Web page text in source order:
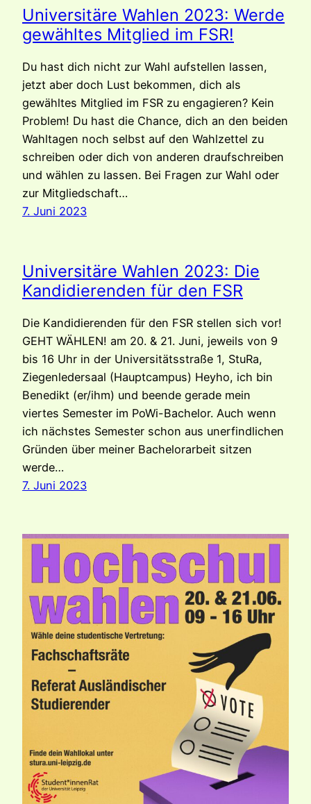
Universitäre Wahlen 2023: Werde
gewähltes Mitglied im FSR!
Du hast dich nicht zur Wahl aufstellen lassen,
jetzt aber doch Lust bekommen, dich als
gewähltes Mitglied im FSR zu engagieren? Kein
Problem! Du hast die Chance, dich an den beiden
Wahltagen noch selbst auf den Wahlzettel zu
schreiben oder dich von anderen draufschreiben
und wählen zu lassen. Bei Fragen zur Wahl oder
zur Mitgliedschaft…
7. Juni 2023
Universitäre Wahlen 2023: Die
Kandidierenden für den FSR
Die Kandidierenden für den FSR stellen sich vor!
GEHT WÄHLEN! am 20. & 21. Juni, jeweils von 9
bis 16 Uhr in der Universitätsstraße 1, StuRa,
Ziegenledersaal (Hauptcampus) Heyho, ich bin
Benedikt (er/ihm) und beende gerade mein
viertes Semester im PoWi-Bachelor. Auch wenn
ich nächstes Semester schon aus unerfindlichen
Gründen über meiner Bachelorarbeit sitzen
werde…
7. Juni 2023